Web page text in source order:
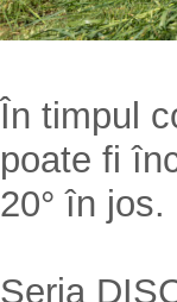
În timpul
poate fi
20° în jos.
Seria